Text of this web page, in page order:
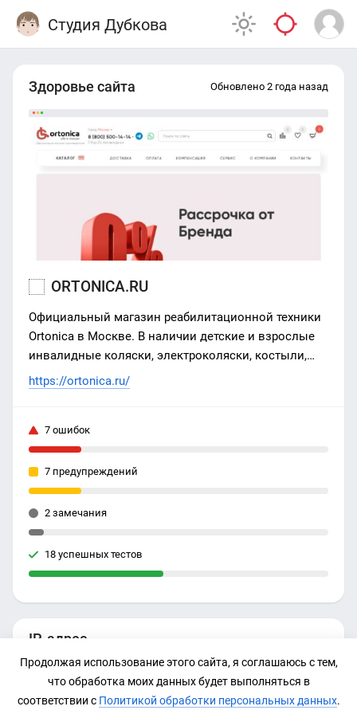
Студия Дубкова
IP-адрес
85.193.80.249
Здоровье сайта Обновлено 2 года назад
ORTONICA.RU
Официальный магазин реабилитационной техники
Ortonica в Москве. В наличии детские и взрослые
инвалидные коляски, электроколяски, костыли,
трости, ходунки, санитарные стулья
https://ortonica.ru/
7 ошибок
7 предупреждений
2 замечания
18 успешных тестов
Продолжая использование этого сайта, я соглашаюсь с тем,
что обработка моих данных будет выполняться в
соответствии с Политикой обработки персональных данных.